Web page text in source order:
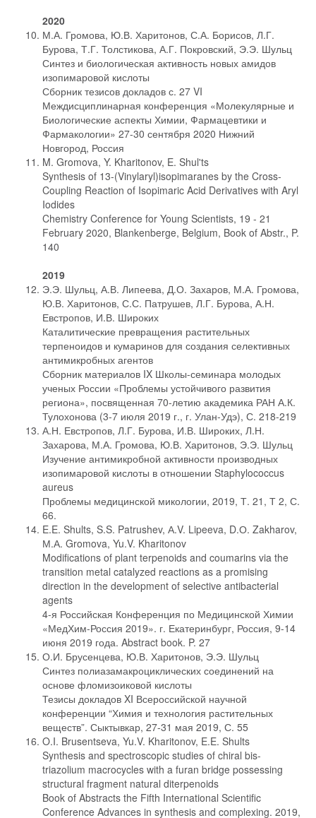
2020
М.А. Громова, Ю.В. Харитонов, С.А. Борисов, Л.Г.
Бурова, Т.Г. Толстикова, А.Г. Покровский, Э.Э. Шульц
Синтез и биологическая активность новых амидов
изопимаровой кислоты
Сборник тезисов докладов с. 27 VI
Междисциплинарная конференция «Молекулярные и
Биологические аспекты Химии, Фармацевтики и
Фармакологии» 27-30 сентября 2020 Нижний
Новгород, Россия
M. Gromova, Y. Kharitonov, E. Shul'ts
Synthesis of 13-(Vinylaryl)isopimaranes by the Cross-
Coupling Reaction of Isopimaric Acid Derivatives with Aryl
Iodides
Chemistry Conference for Young Scientists, 19 - 21
February 2020, Blankenberge, Belgium, Book of Abstr., P.
140
2019
Э.Э. Шульц, А.В. Липеева, Д.О. Захаров, М.А. Громова,
Ю.В. Харитонов, С.С. Патрушев, Л.Г. Бурова, А.Н.
Евстропов, И.В. Широких
Каталитические превращения растительных
терпеноидов и кумаринов для создания селективных
антимикробных агентов
Сборник материалов IX Школы-семинара молодых
ученых России «Проблемы устойчивого развития
региона», посвященная 70-летию академика РАН А.К.
Тулохонова (3-7 июля 2019 г., г. Улан-Удэ), С. 218-219
А.Н. Евстропов, Л.Г. Бурова, И.В. Широких, Л.Н.
Захарова, М.А. Громова, Ю.В. Харитонов, Э.Э. Шульц
Изучение антимикробной активности производных
изопимаровой кислоты в отношении Staphylococcus
aureus
Проблемы медицинской микологии, 2019, Т. 21, Т 2, С.
66.
E.E. Shults, S.S. Patrushev, А.V. Lipeeva, D.О. Zakharov,
М.А. Gromova, Yu.V. Kharitonov
Modifications of plant terpenoids and coumarins via the
transition metal catalyzed reactions as a promising
direction in the development of selective antibacterial
agents
4-я Российская Конференция по Медицинской Химии
«МедХим-Россия 2019». г. Екатеринбург, Россия, 9-14
июня 2019 года. Abstract book. P. 27
О.И. Брусенцева, Ю.В. Харитонов, Э.Э. Шульц
Синтез полиазамакроциклических соединений на
основе фломизоиковой кислоты
Тезисы докладов XI Всероссийской научной
конференции “Химия и технология растительных
веществ”. Сыктывкар, 27-31 мая 2019, С. 55
O.I. Brusentseva, Yu.V. Kharitonov, E.E. Shults
Synthesis and spectroscopic studies of chiral bis-
triazolium macrocycles with a furan bridge possessing
structural fragment natural diterpenoids
Book of Abstracts the Fifth International Scientific
Conference Advances in synthesis and complexing. 2019,